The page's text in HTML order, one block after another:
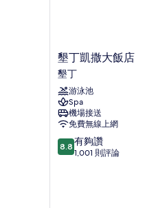
墾
丁
凱
撒
大
飯
店
墾
丁
墾丁凱撒大飯店
墾丁
游泳池
Spa
機場接送
免費無線上網
8.8
分，
8.8 有夠讚
1,001 則評論